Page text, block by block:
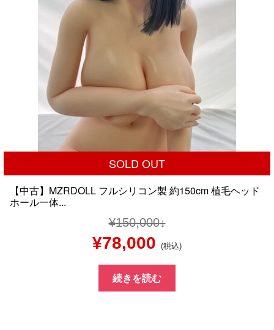
SOLD OUT
【中古】MZRDOLL フルシリコン製 約150cm 植毛ヘッド
ホール一体...
¥150,000
元
の
価
¥78,000 現
在
の
(税込)
続きを読む